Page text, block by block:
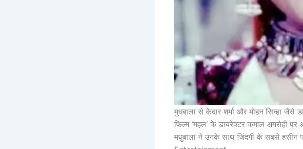
मुधबाला से केदार शर्मा और मोहन सिन्हा जैसे
फिल्म ‘महल’ के डायरेक्टर कमाल अमरोही
मधुबाला ने उनके साथ जिंदगी के सबसे हसीन